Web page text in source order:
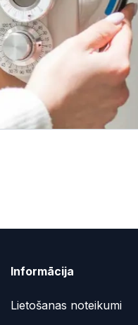
Informācija
Lietošanas noteikumi